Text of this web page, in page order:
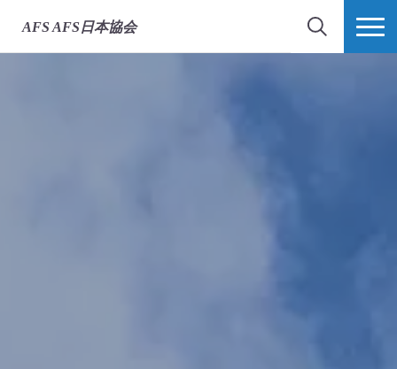
AFS AFS日本協会
検索 MORE